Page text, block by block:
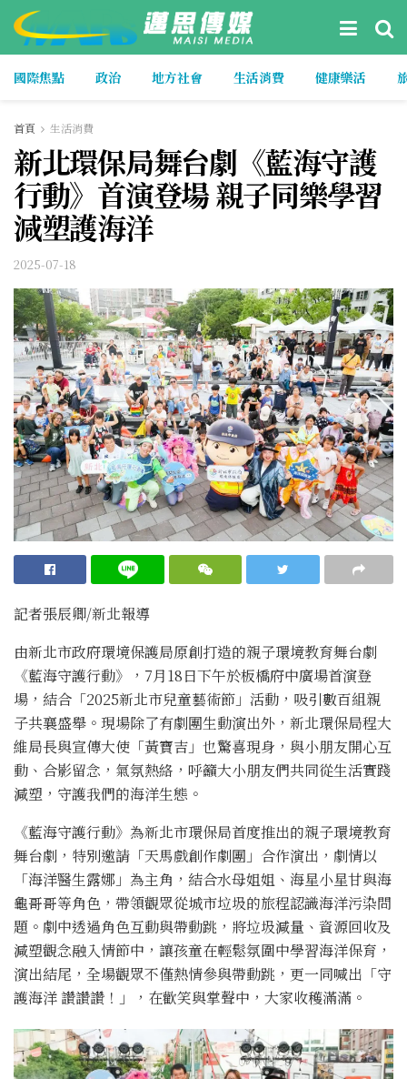
國際焦點 政治 地方社會 生活消費 健康樂活
首頁 生活消費
新北環保局舞台劇《藍海守護
行動》首演登場 親子同樂學習
減塑護海洋
2025-07-18
記者張辰卿/新北報導
由新北市政府環境保護局原創打造的親子環境教育舞台劇
《藍海守護行動》，7月18日下午於板橋府中廣場首演登
場，結合「2025新北市兒童藝術節」活動，吸引數百組親
子共襄盛舉。現場除了有劇團生動演出外，新北環保局程大
維局長與宣傳大使「黃寶吉」也驚喜現身，與小朋友開心互
動、合影留念，氣氛熱絡，呼籲大小朋友們共同從生活實踐
減塑，守護我們的海洋生態。
《藍海守護行動》為新北市環保局首度推出的親子環境教育
舞台劇，特別邀請「天馬戲創作劇團」合作演出，劇情以
「海洋醫生露娜」為主角，結合水母姐姐、海星小星甘與海
龜哥哥等角色，帶領觀眾從城市垃圾的旅程認識海洋污染問
題。劇中透過角色互動與帶動跳，將垃圾減量、資源回收及
減塑觀念融入情節中，讓孩童在輕鬆氛圍中學習海洋保育，
演出結尾，全場觀眾不僅熱情參與帶動跳，更一同喊出「守
護海洋 讚讚讚！」，在歡笑與掌聲中，大家收穫滿滿。